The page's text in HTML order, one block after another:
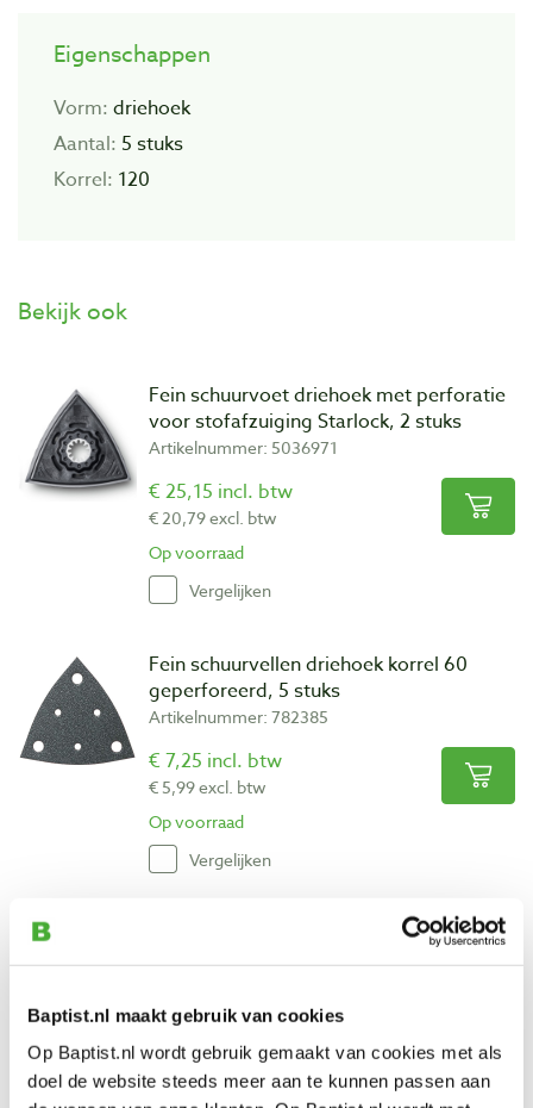
Baptist.nl maakt gebruik van cookies
Op Baptist.nl wordt gebruik gemaakt van cookies met als
doel de website steeds meer aan te kunnen passen aan
Eigenschappen
Vorm: driehoek
Aantal: 5 stuks
Korrel: 120
Bekijk ook
Fein schuurvoet driehoek met perforatie
voor stofafzuiging Starlock, 2 stuks
Artikelnummer: 5036971
€ 25,15 incl. btw
€ 20,79 excl. btw
Op voorraad
Vergelijken
Fein schuurvellen driehoek korrel 60
geperforeerd, 5 stuks
Artikelnummer: 782385
€ 7,25 incl. btw
€ 5,99 excl. btw
Op voorraad
Vergelijken
Fein schuurvellen driehoek korrel 80
geperforeerd, 5 stuks
€ 7,25 incl. btw
€ 5,99 excl. btw
Op voorraad